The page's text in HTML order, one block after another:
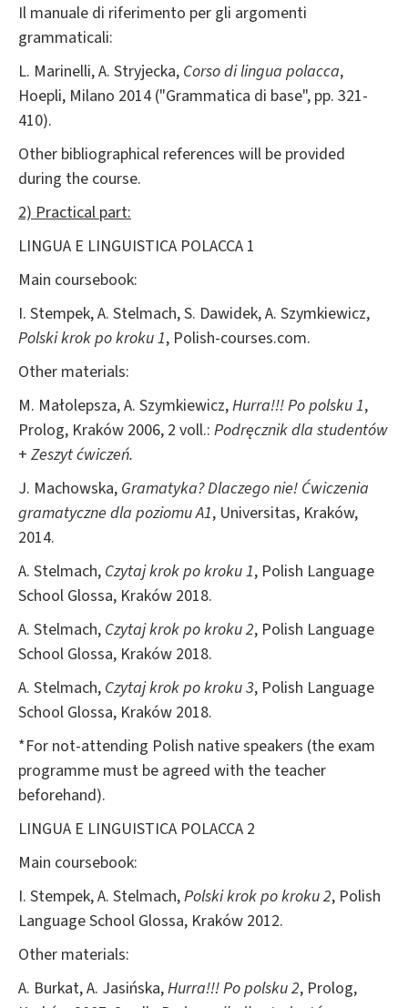
Il manuale di riferimento per gli argomenti
grammaticali:
L. Marinelli, A. Stryjecka, Corso di lingua polacca,
Hoepli, Milano 2014 ("Grammatica di base", pp. 321-
410).
Other bibliographical references will be provided
during the course.
2) Practical part:
LINGUA E LINGUISTICA POLACCA 1
Main coursebook:
I. Stempek, A. Stelmach, S. Dawidek, A. Szymkiewicz,
Polski krok po kroku 1, Polish-courses.com.
Other materials:
M. Małolepsza, A. Szymkiewicz,Hurra!!! Po polsku 1,
Prolog, Kraków 2006, 2 voll.: Podręcznik dla studentów
+ Zeszyt ćwiczeń.
J. Machowska, Gramatyka? Dlaczego nie! Ćwiczenia
gramatyczne dla poziomu A1, Universitas, Kraków,
2014.
A. Stelmach, Czytaj krok po kroku 1, Polish Language
School Glossa, Kraków 2018.
A. Stelmach, Czytaj krok po kroku 2, Polish Language
School Glossa, Kraków 2018.
A. Stelmach, Czytaj krok po kroku 3, Polish Language
School Glossa, Kraków 2018.
*For not-attending Polish native speakers (the exam
programme must be agreed with the teacher
beforehand).
LINGUA E LINGUISTICA POLACCA 2
Main coursebook:
I. Stempek, A. Stelmach,Polski krok po kroku 2, Polish
Language School Glossa, Kraków 2012.
Other materials:
A. Burkat, A. Jasińska,Hurra!!!Po polsku 2, Prolog,